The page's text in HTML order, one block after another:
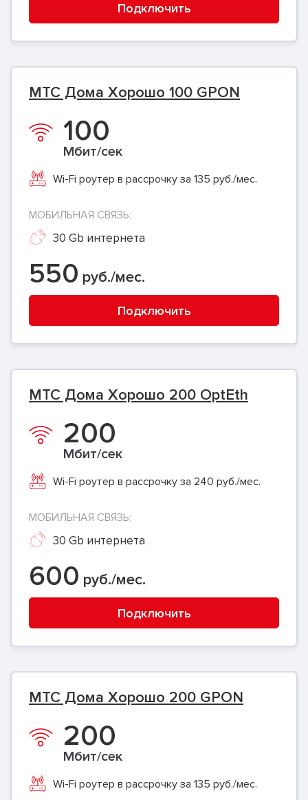
Подключить
МТС Дома Хорошо 100 GPON
100
Мбит/сек
Wi-Fi роутер в рассрочку за 135 руб./мес.
МОБИЛЬНАЯ СВЯЗЬ:
30 Gb интернета
550 руб./мес.
Подключить
МТС Дома Хорошо 200 OptEth
200
Мбит/сек
Wi-Fi роутер в рассрочку за 240 руб./мес.
МОБИЛЬНАЯ СВЯЗЬ:
30 Gb интернета
600 руб./мес.
Подключить
МТС Дома Хорошо 200 GPON
200
Мбит/сек
Wi-Fi роутер в рассрочку за 135 руб./мес.